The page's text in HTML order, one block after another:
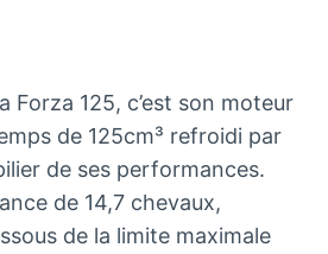
Forza 125, c’est son moteur
de 125cm³ refroidi par
de ses performances.
de 14,7 chevaux,
de la limite maximale